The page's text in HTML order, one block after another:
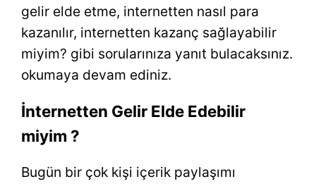
gelir elde etme, internetten nasıl para
kazanılır, internetten kazanç sağlayabilir
miyim? gibi sorularınıza yanıt bulacaksınız.
okumaya devam ediniz.
İnternetten Gelir Elde Edebilir
miyim ?
Bugün bir çok kişi içerik paylaşımı